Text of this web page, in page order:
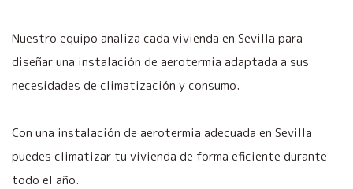
Nuestro equipo analiza cada vivienda en Sevilla para
diseñar una instalación de aerotermia adaptada a sus
necesidades de climatización y consumo.
Con una instalación de aerotermia adecuada en Sevilla
puedes climatizar tu vivienda de forma eficiente durante
todo el año.